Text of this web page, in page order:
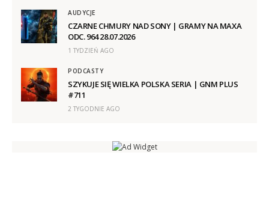
AUDYCJE
CZARNE CHMURY NAD SONY | GRAMY NA MAXA
ODC. 964 28.07.2026
1 TYDZIEŃ AGO
PODCASTY
SZYKUJE SIĘ WIELKA POLSKA SERIA | GNM PLUS
#711
2 TYGODNIE AGO